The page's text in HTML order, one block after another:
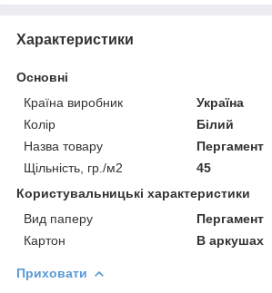
Характеристики
Основні
Країна виробник
Україна
Колір
Білий
Назва товару
Пергамент
Щільність, гр./м2
45
Користувальницькі характеристики
Вид паперу
Пергамент
Картон
В аркушах
Приховати